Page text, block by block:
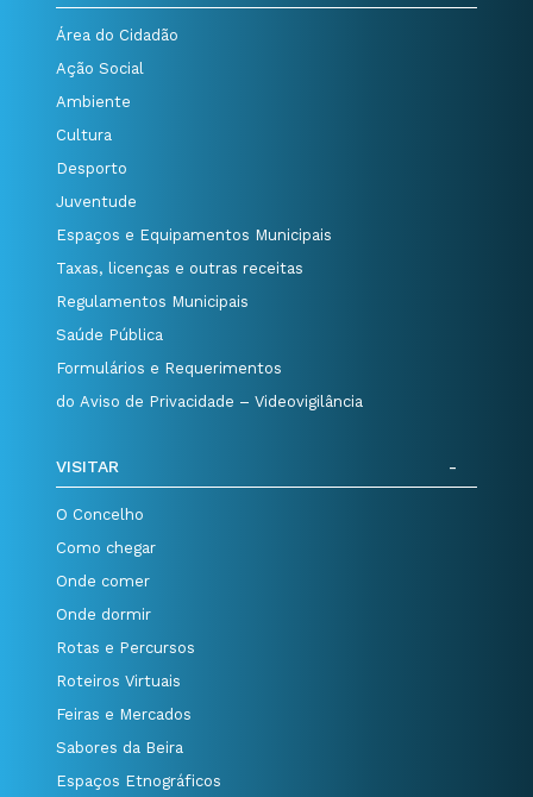
Área do Cidadão
Ação Social
Ambiente
Cultura
Desporto
Juventude
Espaços e Equipamentos Municipais
Taxas, licenças e outras receitas
Regulamentos Municipais
Saúde Pública
Formulários e Requerimentos
do Aviso de Privacidade – Videovigilância
VISITAR
O Concelho
Como chegar
Onde comer
Onde dormir
Rotas e Percursos
Roteiros Virtuais
Feiras e Mercados
Sabores da Beira
Espaços Etnográficos